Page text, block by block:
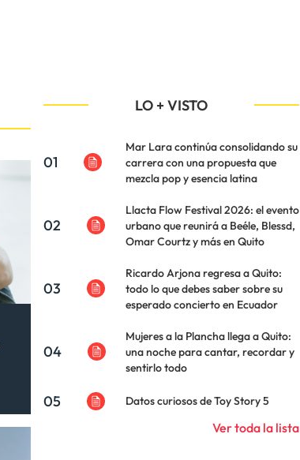
LO + VISTO
01
Mar Lara continúa consolidando su
carrera con una propuesta que
mezcla pop y esencia latina
02
Llacta Flow Festival 2026: el evento
urbano que reunirá a Beéle, Blessd,
Omar Courtz y más en Quito
03
Ricardo Arjona regresa a Quito:
todo lo que debes saber sobre su
esperado concierto en Ecuador
04
Mujeres a la Plancha llega a Quito:
una noche para cantar, recordar y
sentirlo todo
05 Datos curiosos de Toy Story 5
Ver toda la lista